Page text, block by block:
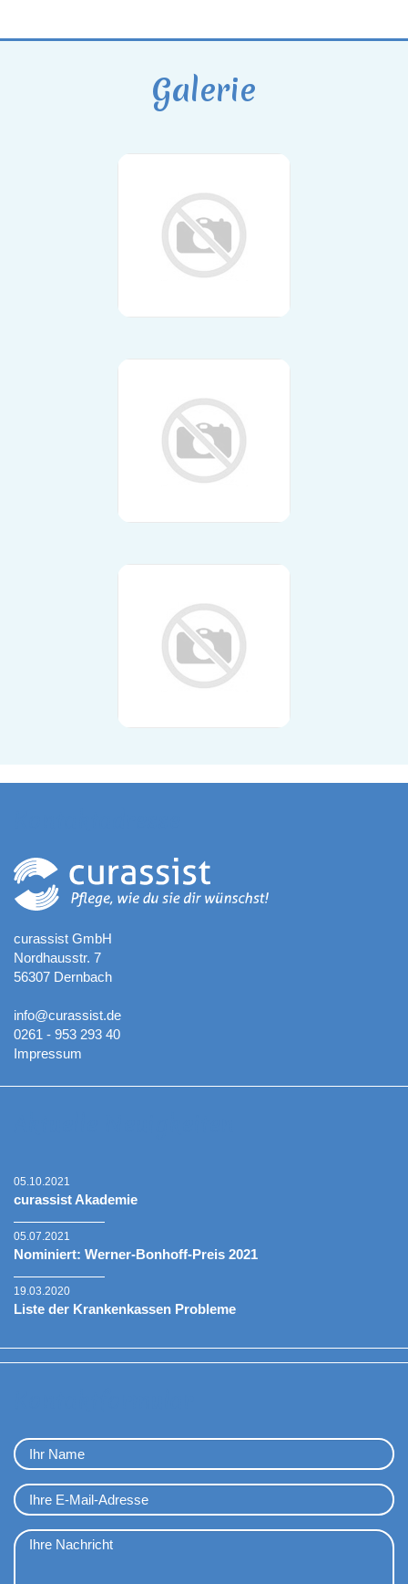
Galerie
curassist GmbH
Nordhausstr. 7
56307 Dernbach
info@curassist.de
0261 - 953 293 40
Impressum
05.10.2021
curassist Akademie
05.07.2021
Nominiert: Werner-Bonhoff-Preis 2021
19.03.2020
Liste der Krankenkassen Probleme